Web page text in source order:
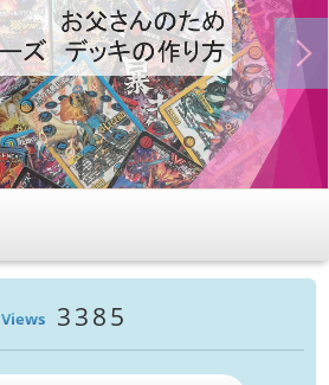
Views 3385